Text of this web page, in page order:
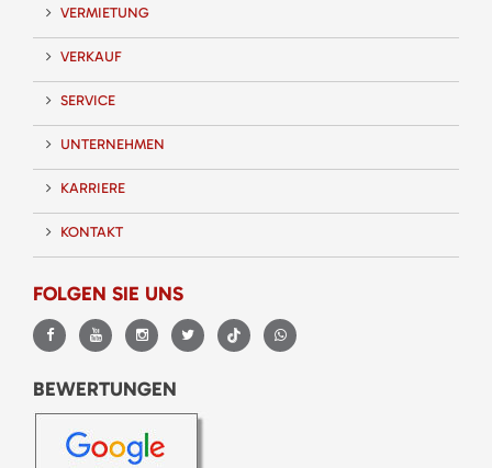
VERMIETUNG
VERKAUF
SERVICE
UNTERNEHMEN
KARRIERE
KONTAKT
FOLGEN SIE UNS
BEWERTUNGEN